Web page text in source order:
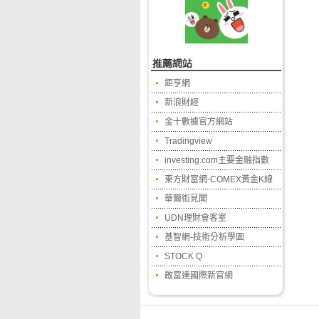
鉅亨網
新浪財經
金十數據官方網站
Tradingview
investing.com主要金融指數
東方財富網-COMEX黃金K線
華爾街見聞
UDN理財會客室
基智網-技術分析學園
STOCK Q
啟富達國際新官網